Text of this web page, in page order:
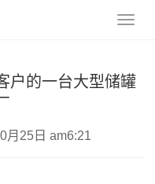
户的一台大型储罐
月25日 am6:21